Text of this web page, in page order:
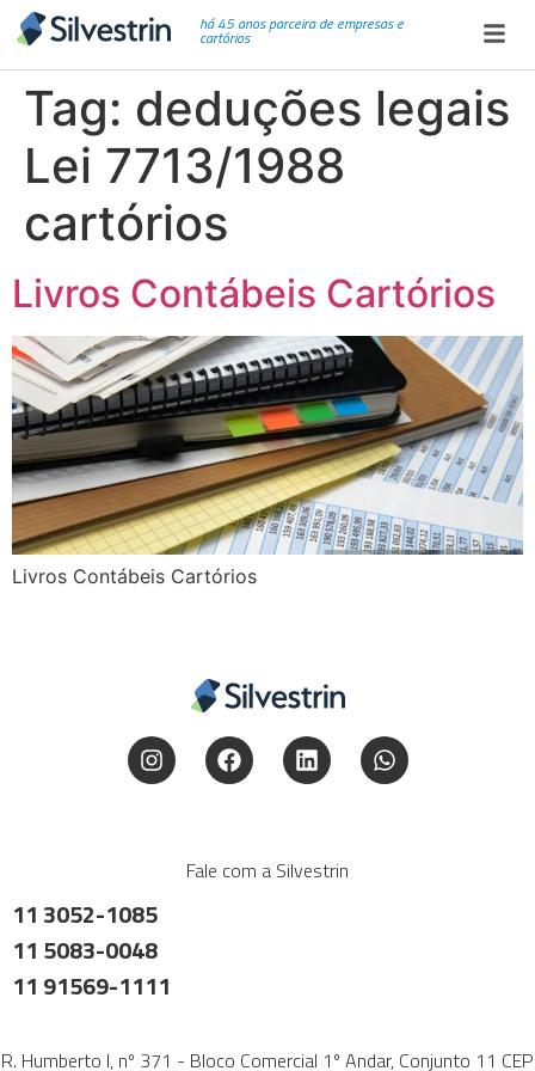
há 45 anos parceira de empresas e
cartórios
Tag: deduções legais
Lei 7713/1988
cartórios
Livros Contábeis Cartórios
Livros Contábeis Cartórios
Fale com a Silvestrin
11 3052-1085
11 5083-0048
11 91569-1111
R. Humberto I, nº 371 - Bloco Comercial 1º Andar, Conjunto 11 CEP